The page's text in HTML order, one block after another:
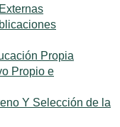
Propia
Propio e
Y Selección de la